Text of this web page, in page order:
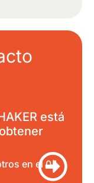
está
en el04